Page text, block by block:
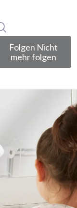
Folgen Nicht
mehr folgen